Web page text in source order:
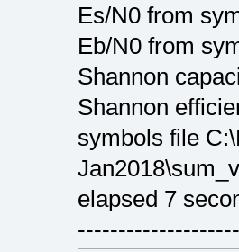
Es/N0 from
Eb/N0 from
Shannon
Shannon
symbols file
elapsed 7